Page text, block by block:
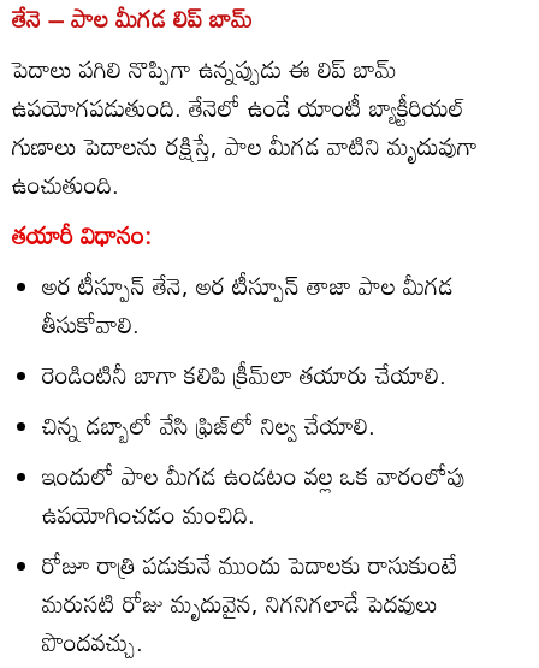
తేనె – పాల మీగడ లిప్ బామ్
పెదాలు పగిలి నొప్పిగా ఉన్నప్పుడు ఈ లిప్ బామ్
ఉపయోగపడుతుంది. తేనెలో ఉండే యాంటీ బ్యాక్టీరియల్
గుణాలు పెదాలను రక్షిస్తే, పాల మీగడ వాటిని మృదువుగా
ఉంచుతుంది.
తయారీ విధానం:
అర టీస్పూన్ తేనె, అర టీస్పూన్ తాజా పాల మీగడ
తీసుకోవాలి.
రెండింటినీ బాగా కలిపి క్రీమ్‌లా తయారు చేయాలి.
చిన్న డబ్బాలో వేసి ఫ్రిజ్‌లో నిల్వ చేయాలి.
ఇందులో పాల మీగడ ఉండటం వల్ల ఒక వారంలోపు
ఉపయోగించడం మంచిది.
రోజూ రాత్రి పడుకునే ముందు పెదాలకు రాసుకుంటే
మరుసటి రోజు మృదువైన, నిగనిగలాడే పెదవులు
పొందవచ్చు.